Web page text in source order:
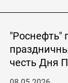
"Роснефть"
честь Дня